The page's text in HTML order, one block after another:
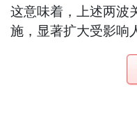
这意味着，上述两波
施，显著扩大受影响